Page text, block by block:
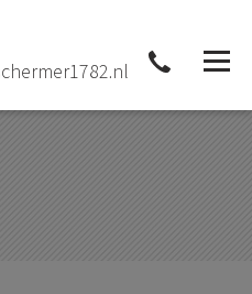
- Brtonigla-Istrië -